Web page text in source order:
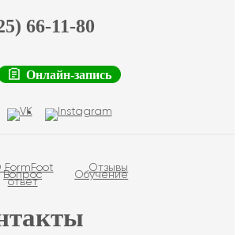
66-11-80
Онлайн-запись
FormFoot Отзывы
Вопрос
ответ
Обучение